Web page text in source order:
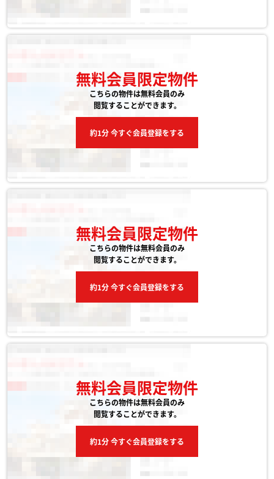
無料会員限定物件
こちらの物件は無料会員のみ
閲覧することができます。
約1分 今すぐ会員登録をする
無料会員限定物件
こちらの物件は無料会員のみ
閲覧することができます。
約1分 今すぐ会員登録をする
無料会員限定物件
こちらの物件は無料会員のみ
閲覧することができます。
約1分 今すぐ会員登録をする